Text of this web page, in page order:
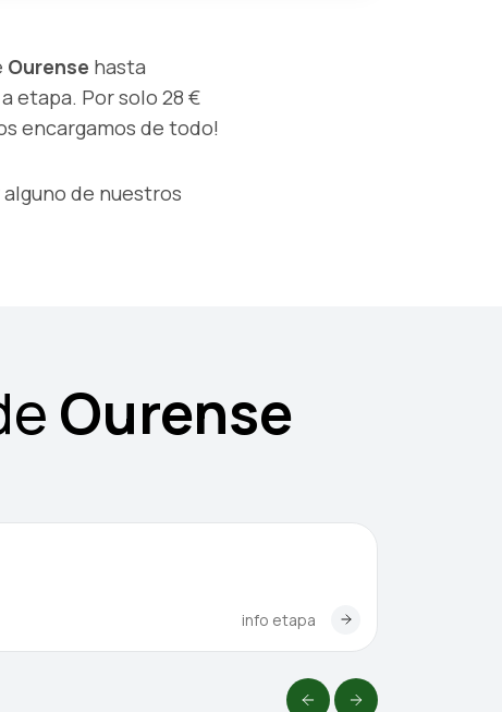
Ourense hasta
etapa. Por solo 28 €
encargamos de todo!
de nuestros
Ourense
info etapa